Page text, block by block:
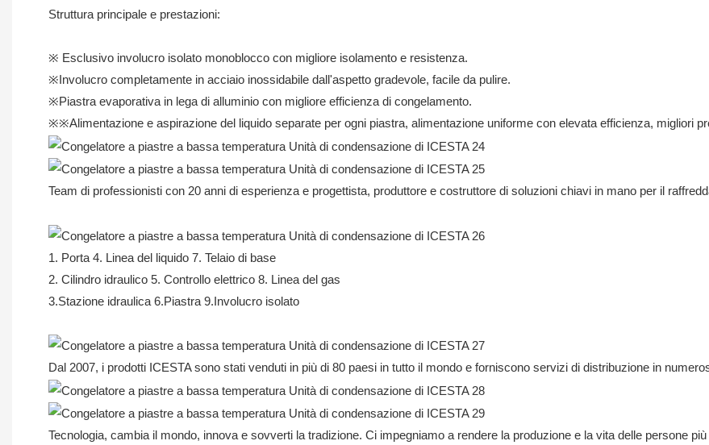
Struttura principale e prestazioni:
※ Esclusivo involucro isolato monoblocco con migliore isolamento e resistenza.
※Involucro completamente in acciaio inossidabile dall'aspetto gradevole, facile da pulire.
※Piastra evaporativa in lega di alluminio con migliore efficienza di congelamento.
※※Alimentazione e aspirazione del liquido separate per ogni piastra, alimentazione uniforme con elevata efficienza, migliori
Team di professionisti con 20 anni di esperienza e progettista, produttore e costruttore di soluzioni chiavi in ​​mano per il
1. Porta 4. Linea del liquido 7. Telaio di base
2. Cilindro idraulico 5. Controllo elettrico 8. Linea del gas
3.Stazione idraulica 6.Piastra 9.Involucro isolato
Dal 2007, i prodotti ICESTA sono stati venduti in più di 80 paesi in tutto il mondo e forniscono servizi di distribuzione in
Tecnologia, cambia il mondo, innova e sovverti la tradizione. Ci impegniamo a rendere la produzione e la vita delle persone